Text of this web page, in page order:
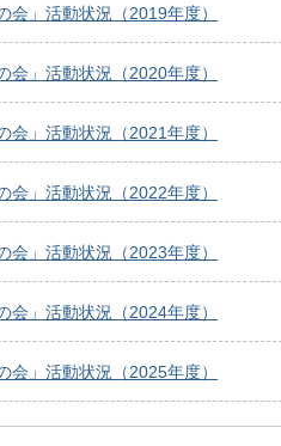
会」活動状況（2019年度）
会」活動状況（2020年度）
会」活動状況（2021年度）
会」活動状況（2022年度）
会」活動状況（2023年度）
会」活動状況（2024年度）
会」活動状況（2025年度）